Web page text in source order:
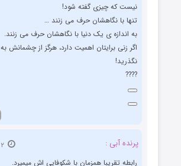
نیست که چیزی گفته شود!
تنها با نگاهشان حرف می زنند …
به اندازه ی یک دنیا با نگاهشان حرف می زنند.
اگر زنی برایتان اهمیت دارد، هرگز از چشمانش
نگذرید!
????
پرنده آبی :
۲ آبان ۱۳۹۴
رابطه تقریبا همزمان با شکوفایی اش میمیرد.